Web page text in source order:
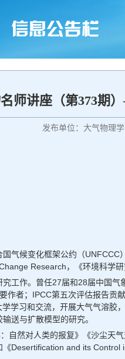
师讲座（第373期
发布单位：大气物理
气候变化框架公约（
Research，《环境科学
工作。曾任27届和28届中国
作者；IPCC第五次评估报告
学习和交流，开展大气气溶胶
送与扩散模型的研究。
自然对人类的报复》《沙尘天
Desertification and its